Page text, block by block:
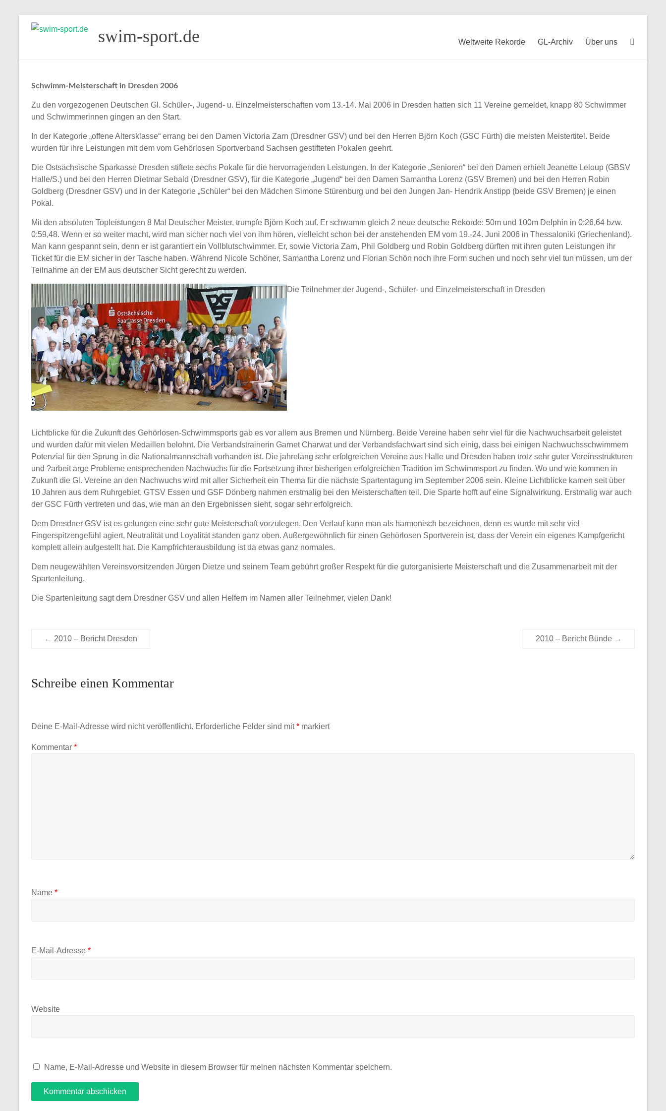
Skip
swim-sport.de Weltweite Rekorde GL-Archiv Über uns
Schwimm-Meisterschaft in Dresden 2006
Zu den vorgezogenen Deutschen Gl. Schüler-, Jugend- u. Einzelmeisterschaften vom 13.-14. Mai 2006 in Dresden hatten sich 11 Vereine gemeldet, knapp 80 Schwimmer
und Schwimmerinnen gingen an den Start.
In der Kategorie „offene Altersklasse“ errang bei den Damen Victoria Zarn (Dresdner GSV) und bei den Herren Björn Koch (GSC Fürth) die meisten Meistertitel. Beide
wurden für ihre Leistungen mit dem vom Gehörlosen Sportverband Sachsen gestifteten Pokalen geehrt.
Die Ostsächsische Sparkasse Dresden stiftete sechs Pokale für die hervorragenden Leistungen. In der Kategorie „Senioren“ bei den Damen erhielt Jeanette Leloup (GBSV
Halle/S.) und bei den Herren Dietmar Sebald (Dresdner GSV), für die Kategorie „Jugend“ bei den Damen Samantha Lorenz (GSV Bremen) und bei den Herren Robin
Goldberg (Dresdner GSV) und in der Kategorie „Schüler“ bei den Mädchen Simone Stürenburg und bei den Jungen Jan- Hendrik Anstipp (beide GSV Bremen) je einen
Pokal.
Mit den absoluten Topleistungen 8 Mal Deutscher Meister, trumpfe Björn Koch auf. Er schwamm gleich 2 neue deutsche Rekorde: 50m und 100m Delphin in 0:26,64 bzw.
0:59,48. Wenn er so weiter macht, wird man sicher noch viel von ihm hören, vielleicht schon bei der anstehenden EM vom 19.-24. Juni 2006 in Thessaloniki (Griechenland).
Man kann gespannt sein, denn er ist garantiert ein Vollblutschwimmer. Er, sowie Victoria Zarn, Phil Goldberg und Robin Goldberg dürften mit ihren guten Leistungen ihr
Ticket für die EM sicher in der Tasche haben. Während Nicole Schöner, Samantha Lorenz und Florian Schön noch ihre Form suchen und noch sehr viel tun müssen, um der
Teilnahme an der EM aus deutscher Sicht gerecht zu werden.
Die Teilnehmer der Jugend-, Schüler- und Einzelmeisterschaft in Dresden
Lichtblicke für die Zukunft des Gehörlosen-Schwimmsports gab es vor allem aus Bremen und Nürnberg. Beide Vereine haben sehr viel für die Nachwuchsarbeit geleistet
und wurden dafür mit vielen Medaillen belohnt. Die Verbandstrainerin Garnet Charwat und der Verbandsfachwart sind sich einig, dass bei einigen Nachwuchsschwimmern
Potenzial für den Sprung in die Nationalmannschaft vorhanden ist. Die jahrelang sehr erfolgreichen Vereine aus Halle und Dresden haben trotz sehr guter Vereinsstrukturen
und ?arbeit arge Probleme entsprechenden Nachwuchs für die Fortsetzung ihrer bisherigen erfolgreichen Tradition im Schwimmsport zu finden. Wo und wie kommen in
Zukunft die Gl. Vereine an den Nachwuchs wird mit aller Sicherheit ein Thema für die nächste Spartentagung im September 2006 sein. Kleine Lichtblicke kamen seit über
10 Jahren aus dem Ruhrgebiet, GTSV Essen und GSF Dönberg nahmen erstmalig bei den Meisterschaften teil. Die Sparte hofft auf eine Signalwirkung. Erstmalig war auch
der GSC Fürth vertreten und das, wie man an den Ergebnissen sieht, sogar sehr erfolgreich.
Dem Dresdner GSV ist es gelungen eine sehr gute Meisterschaft vorzulegen. Den Verlauf kann man als harmonisch bezeichnen, denn es wurde mit sehr viel
Fingerspitzengefühl agiert, Neutralität und Loyalität standen ganz oben. Außergewöhnlich für einen Gehörlosen Sportverein ist, dass der Verein ein eigenes Kampfgericht
komplett allein aufgestellt hat. Die Kampfrichterausbildung ist da etwas ganz normales.
Dem neugewählten Vereinsvorsitzenden Jürgen Dietze und seinem Team gebührt großer Respekt für die gutorganisierte Meisterschaft und die Zusammenarbeit mit der
Spartenleitung.
Die Spartenleitung sagt dem Dresdner GSV und allen Helfern im Namen aller Teilnehmer, vielen Dank!
← 2010 – Bericht Dresden 2010 – Bericht Bünde →
Schreibe einen Kommentar
Deine E-Mail-Adresse wird nicht veröffentlicht. Erforderliche Felder sind mit* markiert
Kommentar *
Name *
E-Mail-Adresse *
Website
Name, E-Mail-Adresse und Website in diesem Browser für meinen nächsten Kommentar speichern.